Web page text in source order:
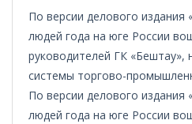
По версии делового издания
людей года на юге России
руководителей ГК «Бештау»,
системы торгово-
По версии делового издания
людей года на юге России